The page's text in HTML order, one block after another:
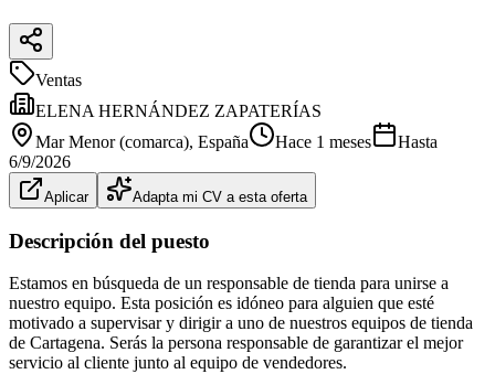
Ventas
ELENA HERNÁNDEZ ZAPATERÍAS
Mar Menor (comarca), España Hace 1 meses
Hasta
6/9/2026
Aplicar Adapta mi CV a esta oferta
Descripción del puesto
Estamos en búsqueda de un responsable de tienda para unirse a
nuestro equipo. Esta posición es idóneo para alguien que esté
motivado a supervisar y dirigir a uno de nuestros equipos de tienda
de Cartagena. Serás la persona responsable de garantizar el mejor
servicio al cliente junto al equipo de vendedores.